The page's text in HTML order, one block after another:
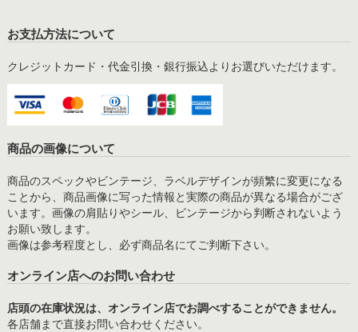
お支払方法について
クレジットカード・代金引換・銀行振込よりお選びいただけます。
商品の画像について
商品のスペックやビンテージ、ラベルデザインが頻繁に変更になる
ことから、商品画像に写った情報と実際の商品が異なる場合がござ
います。画像の肩貼りやシール、ビンテージから判断されないよう
お願い致します。
画像は参考程度とし、必ず商品名にてご判断下さい。
オンライン店へのお問い合わせ
店頭の在庫状況は、オンライン店でお調べすることができません。
各店舗まで直接お問い合わせください。